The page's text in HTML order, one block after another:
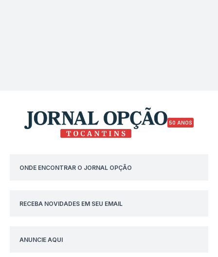
50 ANOS
ONDE ENCONTRAR O JORNAL OPÇÃO
RECEBA NOVIDADES EM SEU EMAIL
ANUNCIE AQUI